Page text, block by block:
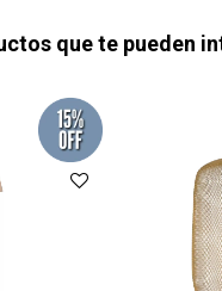
que te pueden